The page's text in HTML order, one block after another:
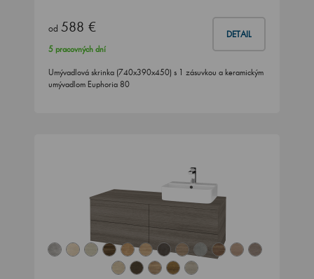
od 588 € DETAIL
5 pracovných dní
Umývadlová skrinka (740x390x450) s 1 zásuvkou a keramickým
umývadlom Euphoria 80